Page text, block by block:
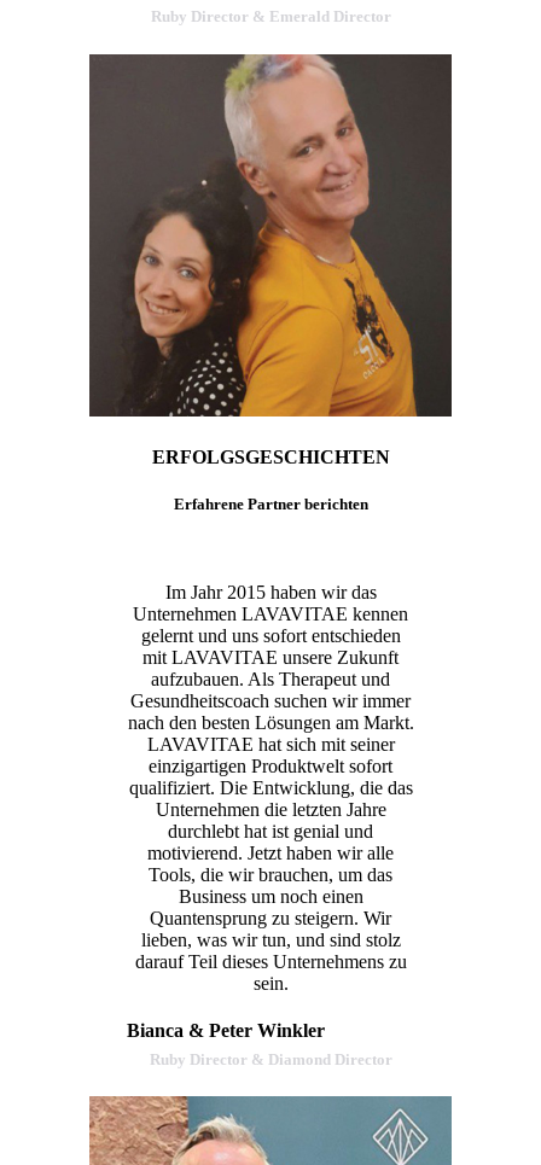
Ruby Director & Emerald Director
ERFOLGSGESCHICHTEN
Erfahrene Partner berichten
Im Jahr 2015 haben wir das
Unternehmen LAVAVITAE kennen
gelernt und uns sofort entschieden
mit LAVAVITAE unsere Zukunft
aufzubauen. Als Therapeut und
Gesundheitscoach suchen wir immer
nach den besten Lösungen am Markt.
LAVAVITAE hat sich mit seiner
einzigartigen Produktwelt sofort
qualifiziert. Die Entwicklung, die das
Unternehmen die letzten Jahre
durchlebt hat ist genial und
motivierend. Jetzt haben wir alle
Tools, die wir brauchen, um das
Business um noch einen
Quantensprung zu steigern. Wir
lieben, was wir tun, und sind stolz
darauf Teil dieses Unternehmens zu
sein.
Bianca & Peter Winkler
Ruby Director & Diamond Director